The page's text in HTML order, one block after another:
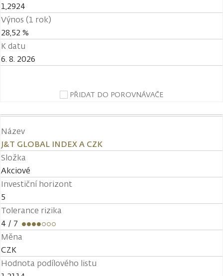
1,2924
Výnos (1 rok)
28,52 %
K datu
6. 8. 2026
PŘIDAT DO POROVNÁVAČE
Název
J&T GLOBAL INDEX A CZK
Složka
Akciové
Investiční horizont
5
Tolerance rizika
4 / 7
Měna
CZK
Hodnota podílového listu